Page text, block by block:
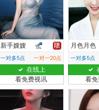
新手嫂嫂
一对多5点 一对一20点
在线上
看免费视讯
月色月色
一对多5点
看